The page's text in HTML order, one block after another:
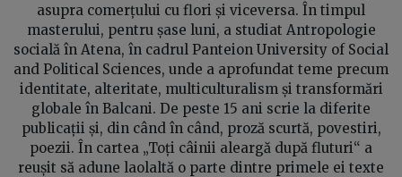
asupra comerțului cu flori și viceversa. În timpul
masterului, pentru șase luni, a studiat Antropologie
socială în Atena, în cadrul Panteion University of Social
and Political Sciences, unde a aprofundat teme precum
identitate, alteritate, multiculturalism și transformări
globale în Balcani. De peste 15 ani scrie la diferite
publicații și, din când în când, proză scurtă, povestiri,
poezii. În cartea „Toți câinii aleargă după fluturi“ a
reușit să adune laolaltă o parte dintre primele ei texte